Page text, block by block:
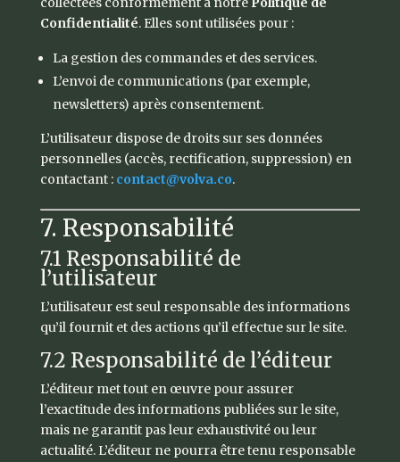
Confidentialité. Elles sont utilisées pour :
La gestion des commandes et des services.
L’envoi de communications (par exemple,
newsletters) après consentement.
L’utilisateur dispose de droits sur ses données
personnelles (accès, rectification, suppression) en
contactant : contact@volva.co.
7. Responsabilité
7.1 Responsabilité de
l’utilisateur
L’utilisateur est seul responsable des informations
qu’il fournit et des actions qu’il effectue sur le site.
7.2 Responsabilité de l’éditeur
L’éditeur met tout en œuvre pour assurer
l’exactitude des informations publiées sur le site,
mais ne garantit pas leur exhaustivité ou leur
actualité. L’éditeur ne pourra être tenu responsable